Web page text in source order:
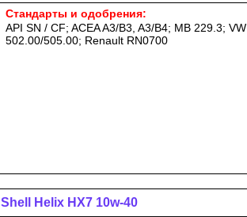
Стандарты и одобрения:
API SN / CF; ACEA A3/B3, A3/B4; MB 229.3; VW
502.00/505.00; Renault RN0700
Shell Helix HX7 10w-40